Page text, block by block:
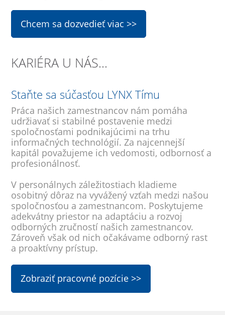
Chcem sa dozvedieť viac >>
KARIÉRA U NÁS...
Staňte sa súčasťou LYNX Tímu
Práca našich zamestnancov nám pomáha
udržiavať si stabilné postavenie medzi
spoločnosťami podnikajúcimi na trhu
informačných technológií. Za najcennejší
kapitál považujeme ich vedomosti, odbornosť a
profesionálnosť.
V personálnych záležitostiach kladieme
osobitný dôraz na vyvážený vzťah medzi našou
spoločnosťou a zamestnancom. Poskytujeme
adekvátny priestor na adaptáciu a rozvoj
odborných zručností našich zamestnancov.
Zároveň však od nich očakávame odborný rast
a proaktívny prístup.
Zobraziť pracovné pozície >>